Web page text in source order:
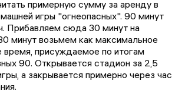
примерную сумму за аренду в
игры "огнеопасных". 90 минут
Прибавляем сюда 30 минут на
минут возьмем как максимальное
время, присуждаемое по итогам
90. Открывается стадион за 2,5
а закрывается примерно через час